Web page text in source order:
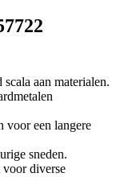
aan materialen.
voor een langere
sneden.
diverse